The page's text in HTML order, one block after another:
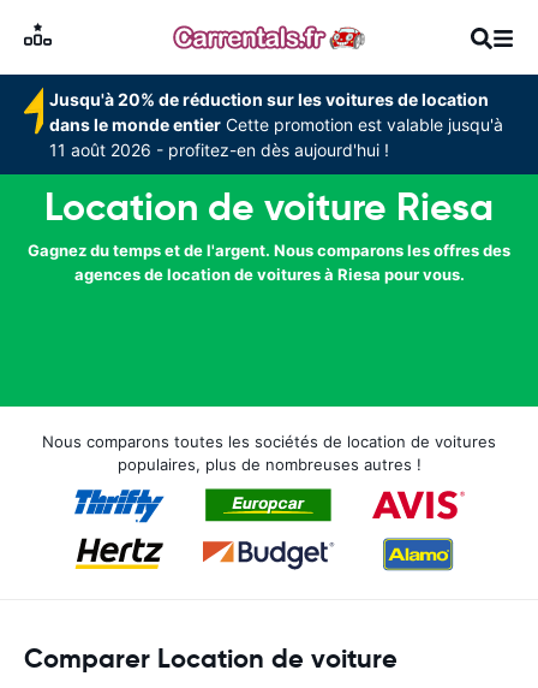
Jusqu'à 20% de réduction sur les voitures de location
dans le monde entier Cette promotion est valable jusqu'à
11 août 2026 - profitez-en dès aujourd'hui !
Location de voiture Riesa
Gagnez du temps et de l'argent. Nous comparons les offres des
agences de location de voitures à Riesa pour vous.
Nous comparons toutes les sociétés de location de voitures
populaires, plus de nombreuses autres !
Comparer Location de voiture